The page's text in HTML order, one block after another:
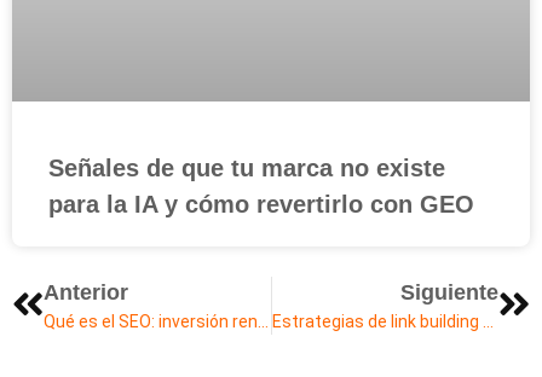
Señales de que tu marca no existe
para la IA y cómo revertirlo con GEO
Anterior Siguiente